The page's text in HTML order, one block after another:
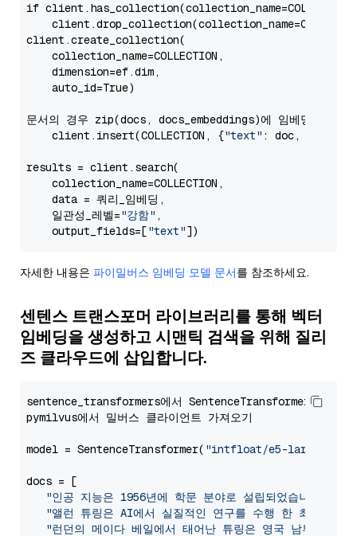
if
client.create_collection(
    collection_name=COLLECTION,
    dimension=ef.dim,
    auto_id=True)
문서의 경우 zip(docs, docs_embeddings)에 임베딩합니다:
    client.insert(COLLECTION, {
"text" : doc,
results = client.search(
    collection_name=COLLECTION,
    data = 쿼리_임베딩,
    일관성_레벨=
"강함" ,
    output_fields=[
"text"
자세한 내용은 파이밀버스 임베딩 모델 문서를 참조하세요.
센텐스 트랜스포머 라이브러리를 통해 벡터
임베딩을 생성하고 시맨틱 검색을 위해 질리
즈 클라우드에 삽입합니다.
sentence_transformers에서 SentenceTransformer를 가져
pymilvus에서 밀버스 클라이언트 가져오기
model = SentenceTransformer( "intfloat/e5-large-v2"
docs = [
"인공 지능은 1956년에 학문 분야로 설립되었습니다."
"앨런 튜링은 AI에서 실질적인 연구를 수행 한 최초의 사
"런던의 메이다 베일에서 태어난 튜링은 영국 남부에서